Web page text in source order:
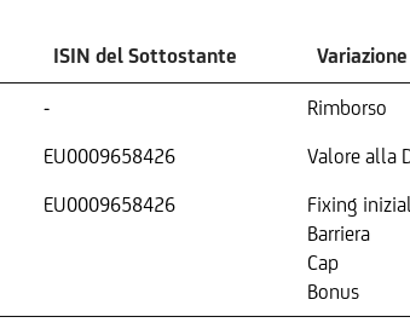
ISIN del Sottostante Variazione
- Rimborso
EU0009658426 Valore alla
EU0009658426
Fixing
Barriera
Cap
Bonus